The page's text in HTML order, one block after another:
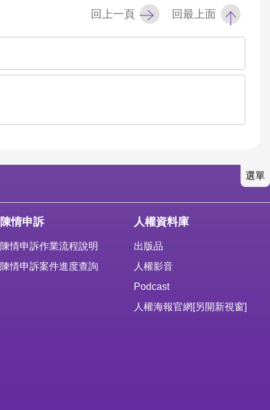
回上一頁 回最上面
選單
陳情申訴
陳情申訴作業流程說明
陳情申訴案件進度查詢
人權資料庫
出版品
人權影音
Podcast
人權海報官網[另開新視窗]